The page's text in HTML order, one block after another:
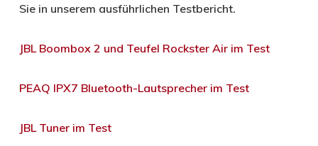
Sie in unserem ausführlichen Testbericht.
JBL Boombox 2 und Teufel Rockster Air im Test
PEAQ IPX7 Bluetooth-Lautsprecher im Test
JBL Tuner im Test